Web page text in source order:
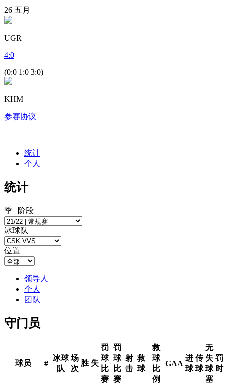
26 五月
UGR
4:0
(0:0 1:0 3:0)
KHM
参赛协议
统计
个人
统计
季 | 阶段
冰球队
位置
领导人
个人
团队
守门员
球员 #
冰球
队
场
次
胜 失
罚
球
比
赛
罚
球
比
赛
射
击
救
球
救
球
比
例
GAA
进
球
传
球
无
失
球
塞
罚
时